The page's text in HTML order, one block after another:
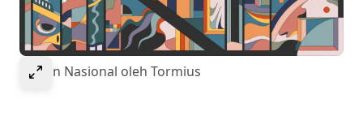
Select to expand image
Taman Nasional oleh Tormius